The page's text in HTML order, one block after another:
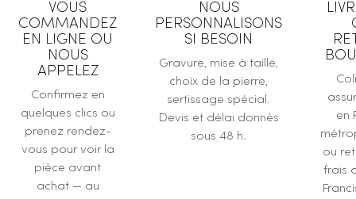
VOUS
COMMANDEZ
EN LIGNE OU
NOUS
APPELEZ
Confirmez en
quelques clics ou
prenez rendez-
vous pour voir la
pièce avant
achat — au
NOUS
PERSONNALISONS
SI BESOIN
Gravure, mise à taille,
choix de la pierre,
sertissage spécial.
Devis et délai donnés
sous 48 h.
en
ou
frais